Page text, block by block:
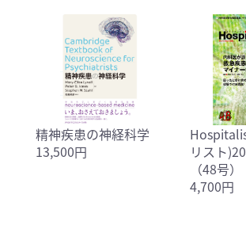
精神疾患の神経科学
13,500円
リスト
（48号）
4,700円